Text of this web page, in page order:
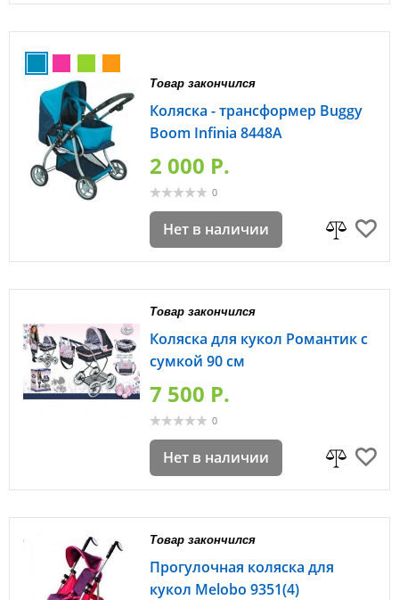
Товар закончился
Коляска - трансформер Buggy
Boom Infinia 8448A
2 000 P.
0
Нет в наличии
Товар закончился
Коляска для кукол Романтик с
сумкой 90 см
7 500 P.
0
Нет в наличии
Товар закончился
Прогулочная коляска для
кукол Melobo 9351(4)